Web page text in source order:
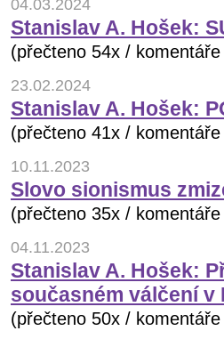
04.03.2024
Stanislav A. Hošek:
(přečteno 54x / komentáře
23.02.2024
Stanislav A. Hošek:
(přečteno 41x / komentáře
10.11.2023
Slovo sionismus
(přečteno 35x / komentáře
04.11.2023
Stanislav A. Hošek:
současném válčení v
(přečteno 50x / komentáře